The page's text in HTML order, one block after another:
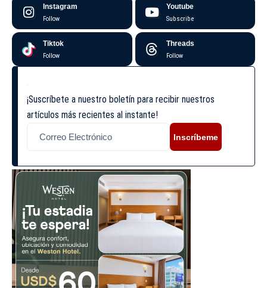
Instagram
Follow
Youtube
Subscribe
Tiktok
Follow
Threads
Follow
¡Suscríbete a nuestro boletín para recibir nuestros
artículos más recientes al instante!
Inscríbeme